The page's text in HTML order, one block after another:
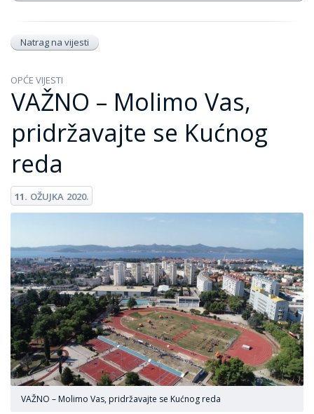
Natrag na vijesti
OPĆE VIJESTI
VAŽNO – Molimo Vas,
pridržavajte se Kućnog
reda
11. OŽUJKA 2020.
VAŽNO – Molimo Vas, pridržavajte se Kućnog reda